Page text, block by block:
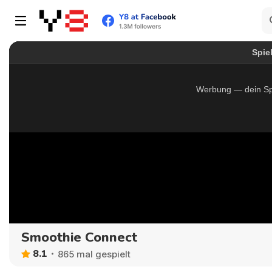
Smoothie Connect
8.1 865 mal gespielt